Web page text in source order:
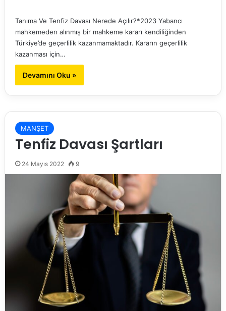
Tanıma Ve Tenfiz Davası Nerede Açılır?*2023 Yabancı
mahkemeden alınmış bir mahkeme kararı kendiliğinden
Türkiye’de geçerlilik kazanmamaktadır. Kararın geçerlilik
kazanması için…
Devamını Oku »
MANŞET
Tenfiz Davası Şartları
24 Mayıs 2022 9